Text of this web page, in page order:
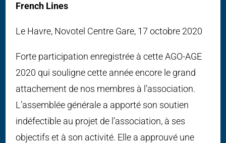
French Lines
Le Havre, Novotel Centre Gare, 17 octobre 2020
Forte participation enregistrée à cette AGO-AGE
2020 qui souligne cette année encore le grand
attachement de nos membres à l’association.
L’assemblée générale a apporté son soutien
indéfectible au projet de l’association, à ses
objectifs et à son activité. Elle a approuvé une